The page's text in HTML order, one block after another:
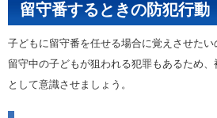
留守番するときの防犯行動
子どもに留守番を任せる場合に覚えさせたい
留守中の子どもが狙われる犯罪もあるため
として意識させましょう。